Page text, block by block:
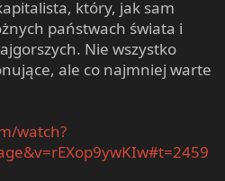
który, jak sam
państwach świata i
Nie wszystko
ale co najmniej warte
watch?